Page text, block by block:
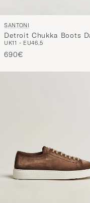
SANTONI
Detroit Chukka Boots
Brown Suede
UK11 - EU46,5
690€